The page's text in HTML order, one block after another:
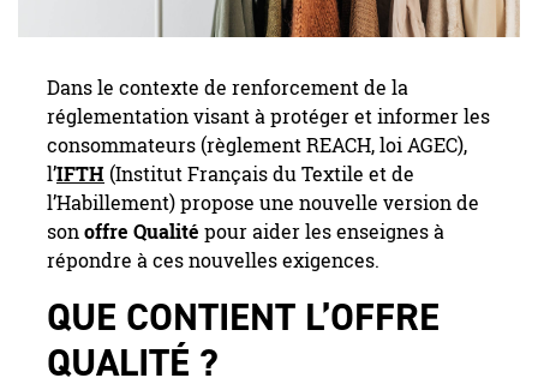
Dans le contexte de renforcement de la
réglementation visant à protéger et informer les
consommateurs (règlement REACH, loi AGEC),
l’IFTH (Institut Français du Textile et de
l’Habillement) propose une nouvelle version de
sonoffre Qualité pour aider les enseignes à
répondre à ces nouvelles exigences.
QUE CONTIENT L’OFFRE
QUALITÉ ?